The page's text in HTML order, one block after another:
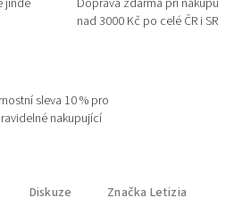
jinde
Doprava zdarma při nákupu
nad 3000 Kč po celé ČR i SR
sleva 10 % pro
nakupující
Diskuze Značka Letizia